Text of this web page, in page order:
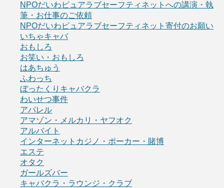
NPOだいわピュアラブセーフティネットへの講演・執
筆・お仕事のご依頼
NPOだいわピュアラブセーフティネット寄付のお願い
いちゃキャバ
おもしろ
お笑い・おもしろ
はあちゅう
ふわっち
ぼったくりキャバクラ
わいせつ事件
アパレル
アマゾン・メルカリ・ヤフオク
アルバイト
インターネットカジノ・ポーカー・賭博
エステ
オタク
ガールズバー
キャバクラ・ラウンジ・クラブ